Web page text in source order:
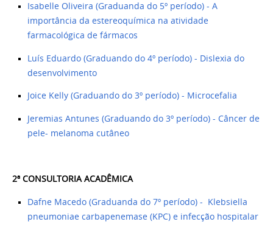
Isabelle Oliveira (Graduanda do 5º período) - A
importância da estereoquímica na atividade
farmacológica de fármacos
Luís Eduardo (Graduando do 4º período) - Dislexia do
desenvolvimento
Joice Kelly (Graduando do 3º período) - Microcefalia
Jeremias Antunes (Graduando do 3º período) - Câncer de
pele- melanoma cutâneo
2ª CONSULTORIA ACADÊMICA ​
Dafne Macedo (Graduanda do 7º período) - Klebsiella
pneumoniae carbapenemase (KPC) e infecção hospitalar